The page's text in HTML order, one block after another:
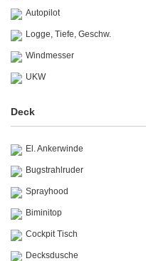
Autopilot
Logge, Tiefe, Geschw.
Windmesser
UKW
Deck
El. Ankerwinde
Bugstrahlruder
Sprayhood
Biminitop
Cockpit Tisch
Decksdusche